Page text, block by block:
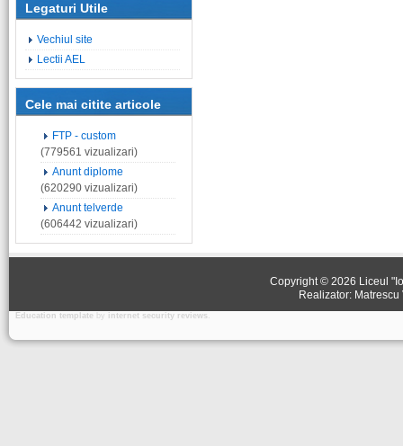
Legaturi Utile
Vechiul site
Lectii AEL
Cele mai citite articole
FTP - custom
(779561 vizualizari)
Anunt diplome
(620290 vizualizari)
Anunt telverde
(606442 vizualizari)
Copyright © 2026 Liceul
Realizator:
Education template by internet security reviews .